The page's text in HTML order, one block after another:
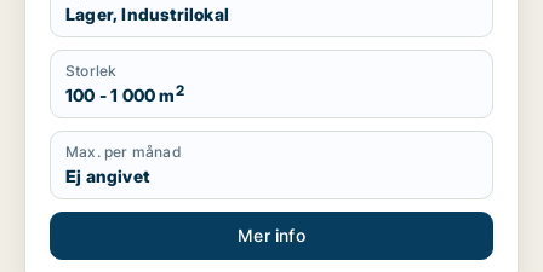
Lager, Industrilokal
Storlek
100 - 1 000 m2
Max. per månad
Ej angivet
Mer info